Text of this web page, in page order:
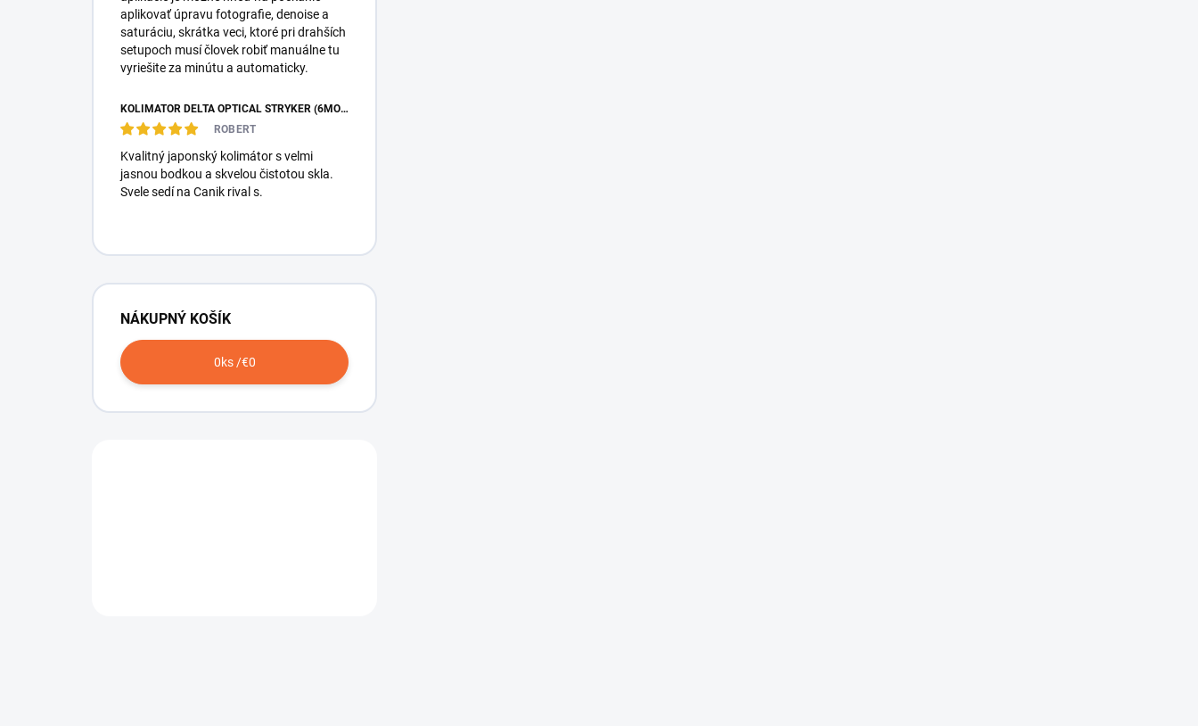
aplikovať úpravu fotografie, denoise a
saturáciu, skrátka veci, ktoré pri drahších
setupoch musí človek robiť manuálne tu
vyriešite za minútu a automaticky.
KOLIMÁTOR DELTA OPTICAL STRYKER (6MOA)
ROBERT
Kvalitný japonský kolimátor s velmi
jasnou bodkou a skvelou čistotou skla.
Svele sedí na Canik rival s.
NÁKUPNÝ KOŠÍK
0ks /€0